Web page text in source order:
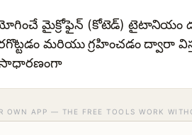
మైక్రోఫైన్ (కోటెడ్) టైటానియం
మరియు గ్రహించడం ద్వారా
సాధారణంగా
OWN APP — THE FREE TOOLS WORK